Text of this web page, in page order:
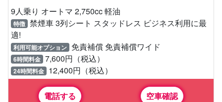
9人乗り オートマ 2,750cc 軽油
特徴 禁煙車 3列シート スタッドレス ビジネス利用に最
適!
利用可能オプション 免責補償 免責補償ワイド
6時間料金 7,600円（税込）
24時間料金 12,400円（税込）
電話する 空車確認